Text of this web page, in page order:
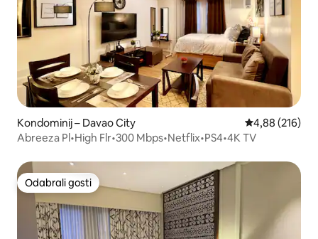
Kondominij – Davao City Prosječna
4,88 (216)
Abreeza Pl•High Flr•300 Mbps•Netflix•PS4•4K TV
Odabrali gosti
Odabrali gosti